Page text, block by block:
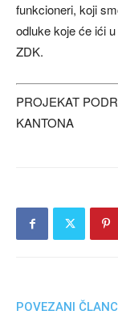
funkcioneri, koji
odluke koje će ići
ZDK.
PROJEKAT
KANTONA
POVEZANI